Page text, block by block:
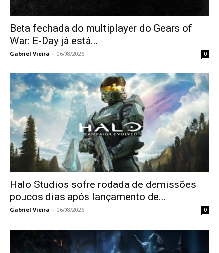
Beta fechada do multiplayer do Gears of
War: E-Day já está...
Gabriel Vieira - 06/08/2026 0
Halo Studios sofre rodada de demissões
poucos dias após lançamento de...
Gabriel Vieira - 06/08/2026 0